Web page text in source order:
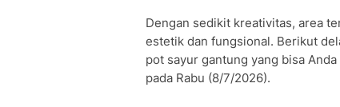
Dengan sedikit kreativitas, area
estetik dan fungsional. Berikut
pot sayur gantung yang bisa
pada Rabu (8/7/2026).